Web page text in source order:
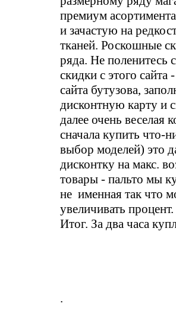
премиум
и зачастую на
тканей. Роскошные
ряда. Не поленитесь
скидки с этого
сайта бутузова,
дисконтную карту и
далее очень веселая
сначала купить что-
выбор моделей) это
дисконтку на макс.
товары - пальто мы
не именная так что
увеличивать процент.
Итог. За два часа
.